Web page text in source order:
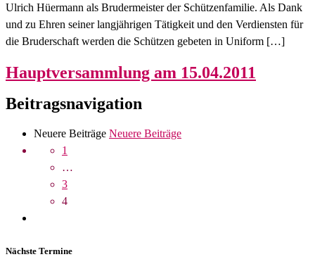
Ulrich Hüermann als Brudermeister der Schützenfamilie. Als Dank
und zu Ehren seiner langjährigen Tätigkeit und den Verdiensten für
die Bruderschaft werden die Schützen gebeten in Uniform […]
Hauptversammlung am 15.04.2011
Beitragsnavigation
Neuere Beiträge Neuere Beiträge
1
…
3
4
Nächste Termine